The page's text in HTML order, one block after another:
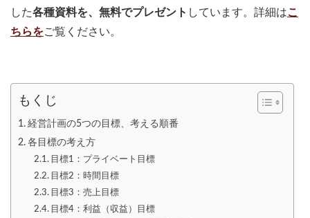
した各種資料を、無料でプレゼント しています。詳細はこ
ちらをご覧ください。
もくじ
経営計画の5つの目標、考える順番
各目標の考え方
目標1：プライベート目標
目標2：時間目標
目標3：売上目標
目標4：利益（収益）目標